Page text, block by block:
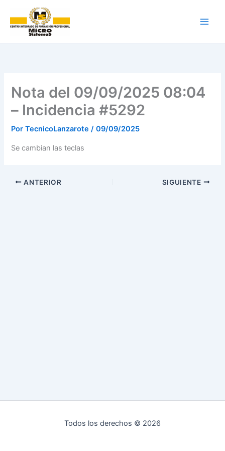
contenido
Nota del 09/09/2025 08:04
– Incidencia #5292
PorTecnicoLanzarote/09/09/2025
Se cambian las teclas
ANTERIOR SIGUIENTE
Todos los derechos © 2026